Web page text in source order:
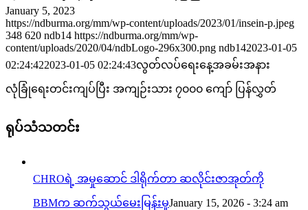
January 5, 2023
https://ndburma.org/mm/wp-content/uploads/2023/01/insein-p.jpeg
348 620 ndb14 https://ndburma.org/mm/wp-
content/uploads/2020/04/ndbLogo-296x300.png ndb142023-01-05
02:24:422023-01-05 02:24:43လွတ်လပ်ရေးနေ့အခမ်းအနား
လုံခြုံရေးတင်းကျပ်ပြီး အကျဉ်းသား ၇၀၀၀ ကျော် ပြန်လွှတ်
ရုပ်သံသတင်း
CHROရဲ့ အမှုဆောင် ဒါရိုက်တာ ဆလိုင်းဇာအုတ်ကို
BBMက ဆက်သွယ်မေးမြန်းမှုJanuary 15, 2026 - 3:24 am